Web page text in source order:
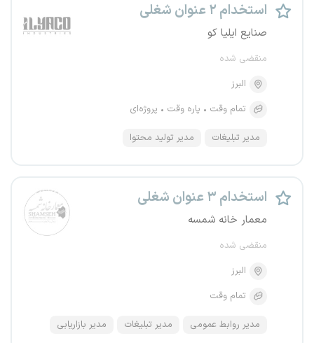
استخدام ۲ عنوان شغلی
صنایع ایلیا کو
منقضی شده
البرز
تمام وقت
پاره وقت پروژه‌ای
مدیر تبلیغات مدیر تولید محتوا
استخدام ۳ عنوان شغلی
معمار خانه شمسه
منقضی شده
البرز
تمام وقت
مدیر روابط عمومی مدیر تبلیغات مدیر بازاریابی